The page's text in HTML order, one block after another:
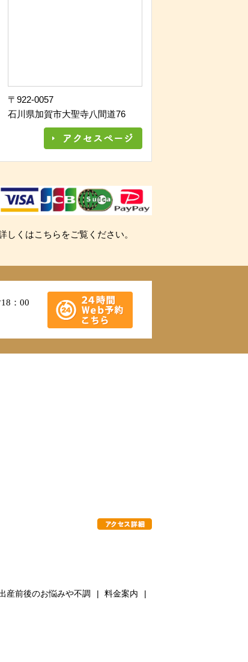
〒922-0057
石川県加賀市大聖寺八間道76
しくはこちらをご覧ください。
：00
産前後のお悩みや不調
料金案内